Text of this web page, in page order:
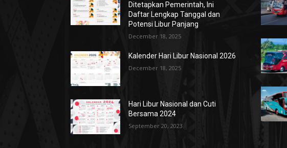
Ditetapkan Pemerintah, Ini
Daftar Lengkap Tanggal dan
Potensi Libur Panjang
December 18, 2025
Kalender Hari Libur Nasional 2026
December 18, 2025
Hari Libur Nasional dan Cuti
Bersama 2024
September 20, 2023